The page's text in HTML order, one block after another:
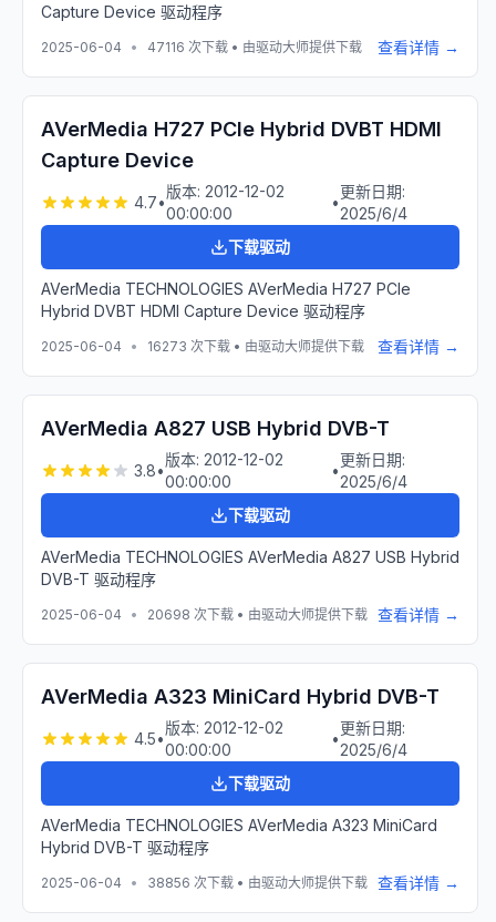
Capture Device 驱动程序
2025-06-04 • 47116 次下载 • 由驱动大师提供下载 查看详情 →
AVerMedia H727 PCIe Hybrid DVBT HDMI
Capture Device
4.7•
版本: 2012-12-02
00:00:00
•
更新日期:
2025/6/4
下载驱动
AVerMedia TECHNOLOGIES AVerMedia H727 PCIe
Hybrid DVBT HDMI Capture Device 驱动程序
2025-06-04 • 16273 次下载 • 由驱动大师提供下载 查看详情 →
AVerMedia A827 USB Hybrid DVB-T
3.8•
版本: 2012-12-02
00:00:00
•
更新日期:
2025/6/4
下载驱动
AVerMedia TECHNOLOGIES AVerMedia A827 USB Hybrid
DVB-T 驱动程序
2025-06-04 • 20698 次下载 • 由驱动大师提供下载 查看详情 →
AVerMedia A323 MiniCard Hybrid DVB-T
4.5•
版本: 2012-12-02
00:00:00
•
更新日期:
2025/6/4
下载驱动
AVerMedia TECHNOLOGIES AVerMedia A323 MiniCard
Hybrid DVB-T 驱动程序
2025-06-04 • 38856 次下载 • 由驱动大师提供下载 查看详情 →